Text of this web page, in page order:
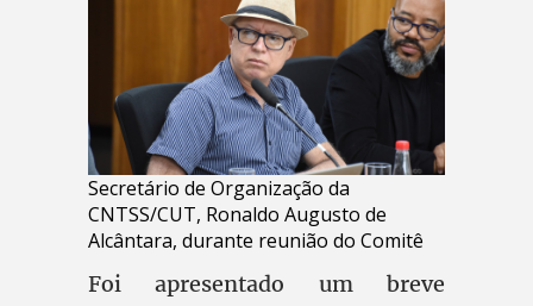
Secretário de Organização da
CNTSS/CUT, Ronaldo Augusto de
Alcântara, durante reunião do Comitê
Foi apresentado um breve